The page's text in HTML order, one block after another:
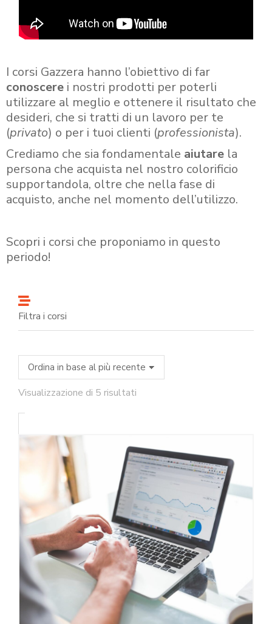
I corsi Gazzera hanno l’obiettivo di far
conoscere i nostri prodotti per poterli
utilizzare al meglio e ottenere il risultato che
desideri, che si tratti di un lavoro per te
(privato) o per i tuoi clienti (professionista).
Crediamo che sia fondamentale aiutare la
persona che acquista nel nostro colorificio
supportandola, oltre che nella fase di
acquisto, anche nel momento dell’utilizzo.
Scopri i corsi che proponiamo in questo
periodo!
Filtra i corsi
Visualizzazione di 5 risultati